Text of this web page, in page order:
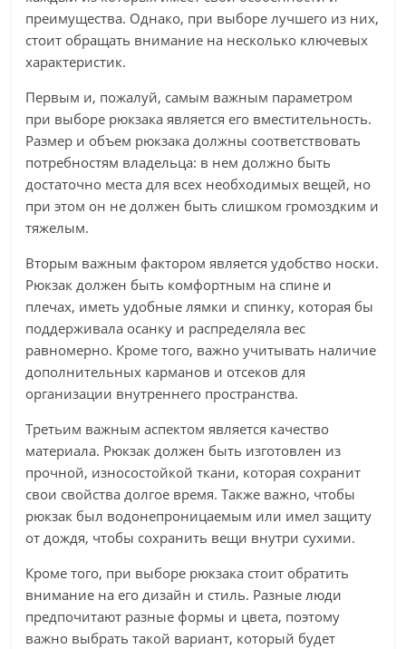
преимущества. Однако, при выборе лучшего из них,
стоит обращать внимание на несколько ключевых
характеристик.
Первым и, пожалуй, самым важным параметром
при выборе рюкзака является его вместительность.
Размер и объем рюкзака должны соответствовать
потребностям владельца: в нем должно быть
достаточно места для всех необходимых вещей, но
при этом он не должен быть слишком громоздким и
тяжелым.
Вторым важным фактором является удобство носки.
Рюкзак должен быть комфортным на спине и
плечах, иметь удобные лямки и спинку, которая бы
поддерживала осанку и распределяла вес
равномерно. Кроме того, важно учитывать наличие
дополнительных карманов и отсеков для
организации внутреннего пространства.
Третьим важным аспектом является качество
материала. Рюкзак должен быть изготовлен из
прочной, износостойкой ткани, которая сохранит
свои свойства долгое время. Также важно, чтобы
рюкзак был водонепроницаемым или имел защиту
от дождя, чтобы сохранить вещи внутри сухими.
Кроме того, при выборе рюкзака стоит обратить
внимание на его дизайн и стиль. Разные люди
предпочитают разные формы и цвета, поэтому
важно выбрать такой вариант, который будет